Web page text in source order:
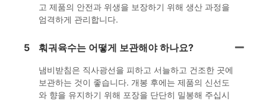
고 제품의 안전과 위생을 보장하기 위해 생산 과정을
엄격하게 관리합니다.
5 훠궈육수는 어떻게 보관해야 하나요?
냄비받침은 직사광선을 피하고 서늘하고 건조한 곳에
보관하는 것이 좋습니다. 개봉 후에는 제품의 신선도
와 향을 유지하기 위해 포장을 단단히 밀봉해 주십시